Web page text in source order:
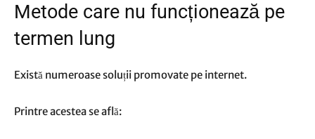
Metode care nu funcționează pe
termen lung
Există numeroase soluții promovate pe internet.
Printre acestea se află: